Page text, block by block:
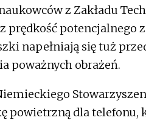
z Zakładu
potencjalnego
napełniają się tuż
poważnych obrażeń.
powietrzną dla telefonu,